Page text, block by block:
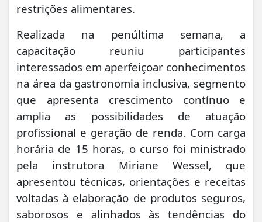
restrições alimentares.
Realizada na penúltima semana, a
capacitação reuniu participantes
interessados em aperfeiçoar conhecimentos
na área da gastronomia inclusiva, segmento
que apresenta crescimento contínuo e
amplia as possibilidades de atuação
profissional e geração de renda. Com carga
horária de 15 horas, o curso foi ministrado
pela instrutora Miriane Wessel, que
apresentou técnicas, orientações e receitas
voltadas à elaboração de produtos seguros,
saborosos e alinhados às tendências do